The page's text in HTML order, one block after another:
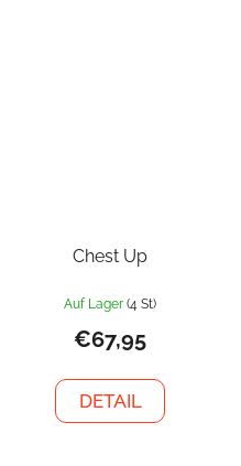
Chest Up
Auf Lager (4 St)
€67,95
DETAIL